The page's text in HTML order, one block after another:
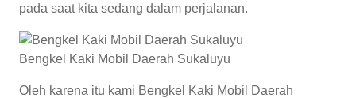
pada saat kita sedang dalam perjalanan.
Bengkel Kaki Mobil Daerah Sukaluyu
Oleh karena itu kami Bengkel Kaki Mobil Daerah